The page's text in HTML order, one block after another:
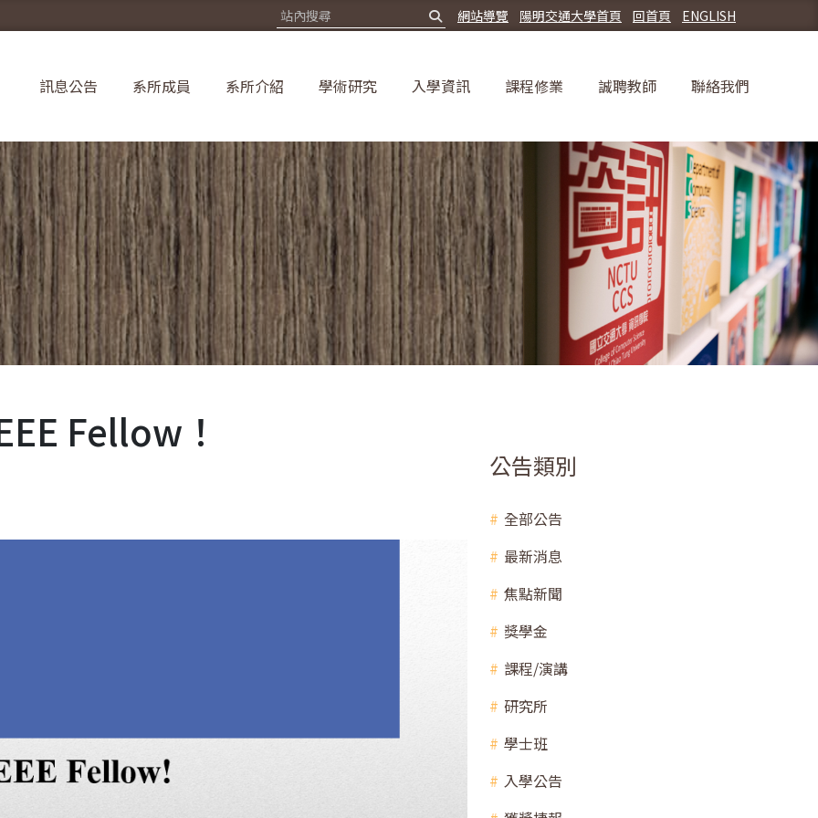
ENGLISH
回首頁
陽明交通大學首頁
網站導覽
訊息公告 系所成員 系所介紹 學術研究 入學資訊 課程修業 誠聘教師 聯絡我們
Fellow！
公告類別
全部公告
最新消息
焦點新聞
獎學金
課程/演講
研究所
學士班
入學公告